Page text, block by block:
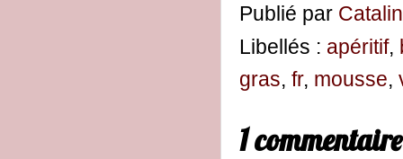
Publié par
Libellés : apéritif,
gras, fr, mousse,
1